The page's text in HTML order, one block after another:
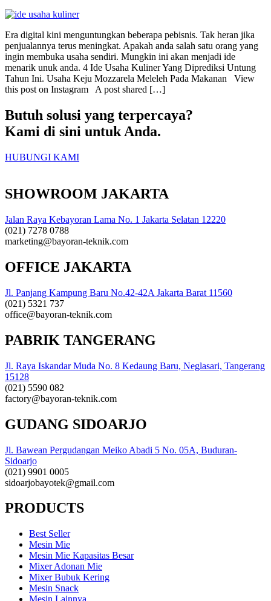
Era digital kini menguntungkan beberapa pebisnis. Tak heran jika
penjualannya terus meningkat. Apakah anda salah satu orang yang
ingin membuka usaha sendiri. Mungkin ini akan menjadi ide
menarik unuk anda. 4 Ide Usaha Kuliner Yang Diprediksi Untung
Tahun Ini. Usaha Keju Mozzarela Meleleh Pada Makanan View
this post on Instagram A post shared […]
Butuh solusi yang terpercaya?
Kami di sini untuk Anda.
HUBUNGI KAMI
SHOWROOM JAKARTA
Jalan Raya Kebayoran Lama No. 1 Jakarta Selatan 12220
(021) 7278 0788
marketing@bayoran-teknik.com
OFFICE JAKARTA
Jl. Panjang Kampung Baru No.42-42A Jakarta Barat 11560
(021) 5321 737
office@bayoran-teknik.com
PABRIK TANGERANG
Jl. Raya Iskandar Muda No. 8 Kedaung Baru, Neglasari, Tangerang
15128
(021) 5590 082
factory@bayoran-teknik.com
GUDANG SIDOARJO
Jl. Bawean Pergudangan Meiko Abadi 5 No. 05A, Buduran-
Sidoarjo
(021) 9901 0005
sidoarjobayotek@gmail.com
PRODUCTS
Best Seller
Mesin Mie
Mesin Mie Kapasitas Besar
Mixer Adonan Mie
Mixer Bubuk Kering
Mesin Snack